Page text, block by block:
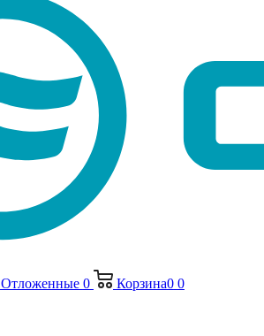
Отложенные 0 Корзина0 0